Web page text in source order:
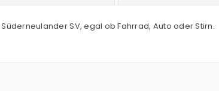
SV, egal ob Fahrrad, Auto oder Stirn.